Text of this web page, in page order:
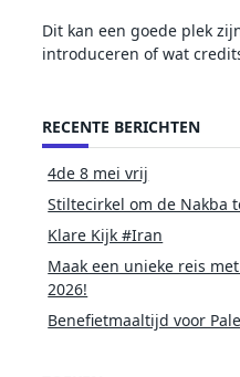
Dit kan een goede plek
introduceren of wat
RECENTE BERICHTEN
4de 8 mei vrij
Stiltecirkel om de Nakba
Klare Kijk #Iran
Maak een unieke reis
2026!
Benefietmaaltijd voor